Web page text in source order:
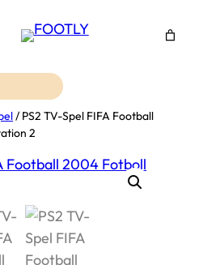
/ PS2 TV-Spel FIFA Football
2